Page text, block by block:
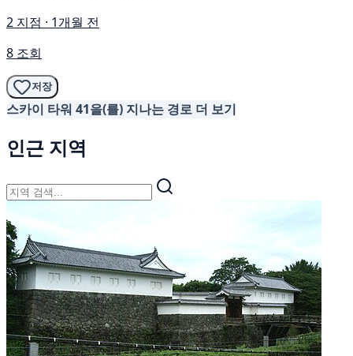
2 지점 · 1개월 전
8 조회
저장
스카이 타워 41을(를) 지나는 경로 더 보기
인근 지역